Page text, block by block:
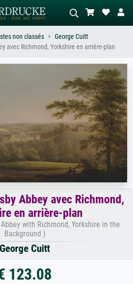
style –
Décrivez la scène – ex. prairie verte,
abstrait avec beaucoup de rouge,
tableau sombre, nu debout près d'un
arbre.
non classés
George Cuitt
avec Richmond, Yorkshire en arrière-plan
Abbey avec Richmond,
en arrière-plan
with Richmond, Yorkshire in the
Background )
George Cuitt
123.08